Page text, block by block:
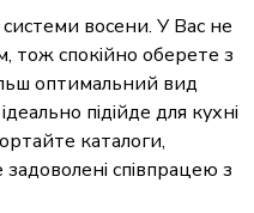
восени. У Вас не
тож спокійно оберете з
оптимальний вид
підійде для кухні
каталоги,
співпрацею з